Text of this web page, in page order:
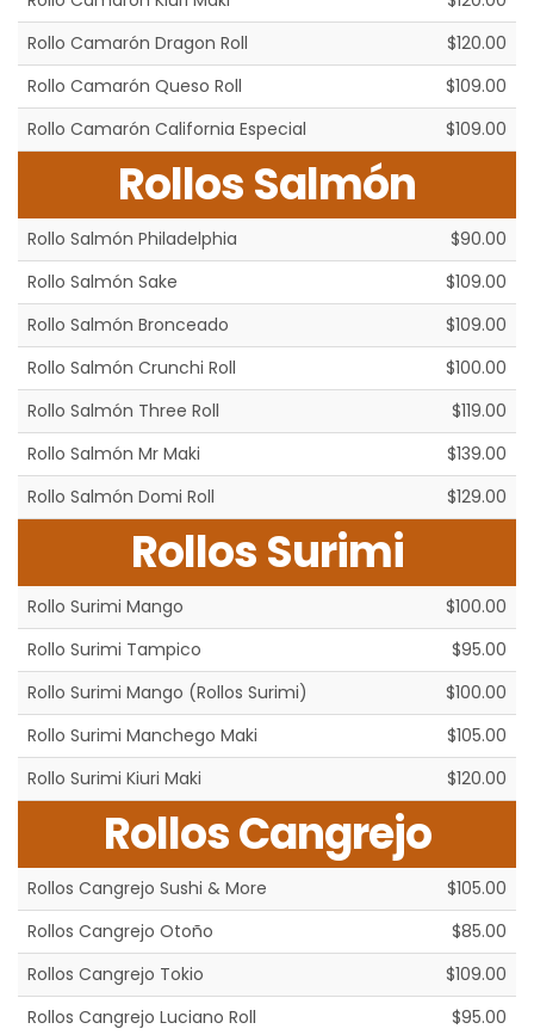
Rollo Camarón Dragon Roll
$120.00
Rollo Camarón Queso Roll
$109.00
Rollo Camarón California Especial
$109.00
Rollos Salmón
Rollo Salmón Philadelphia
$90.00
Rollo Salmón Sake
$109.00
Rollo Salmón Bronceado
$109.00
Rollo Salmón Crunchi Roll
$100.00
Rollo Salmón Three Roll
$119.00
Rollo Salmón Mr Maki
$139.00
Rollo Salmón Domi Roll
$129.00
Rollos Surimi
Rollo Surimi Mango
$100.00
Rollo Surimi Tampico
$95.00
Rollo Surimi Mango (Rollos Surimi)
$100.00
Rollo Surimi Manchego Maki
$105.00
Rollo Surimi Kiuri Maki
$120.00
Rollos Cangrejo
Rollos Cangrejo Sushi & More
$105.00
Rollos Cangrejo Otoño
$85.00
Rollos Cangrejo Tokio
$109.00
Rollos Cangrejo Luciano Roll
$95.00